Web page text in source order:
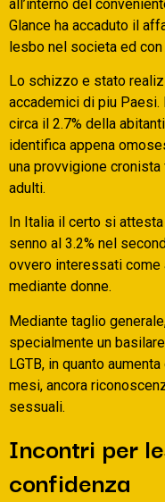
all’interno del
Glance ha accaduto il
lesbo nel societa ed con
Lo schizzo e stato
accademici di piu Paesi.
circa il 2.7% della
identifica appena
una provvigione
adulti.
In Italia il certo si
senno al 3.2% nel
ovvero interessati come
mediante donne.
Mediante taglio
specialmente un
LGTB, in quanto
mesi, ancora
sessuali.
Incontri per
confidenza